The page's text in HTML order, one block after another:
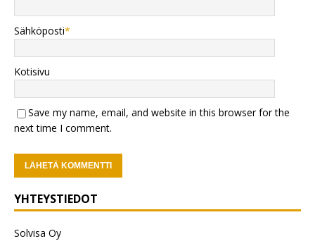
Sähköposti*
Kotisivu
Save my name, email, and website in this browser for the
next time I comment.
YHTEYSTIEDOT
Solvisa Oy